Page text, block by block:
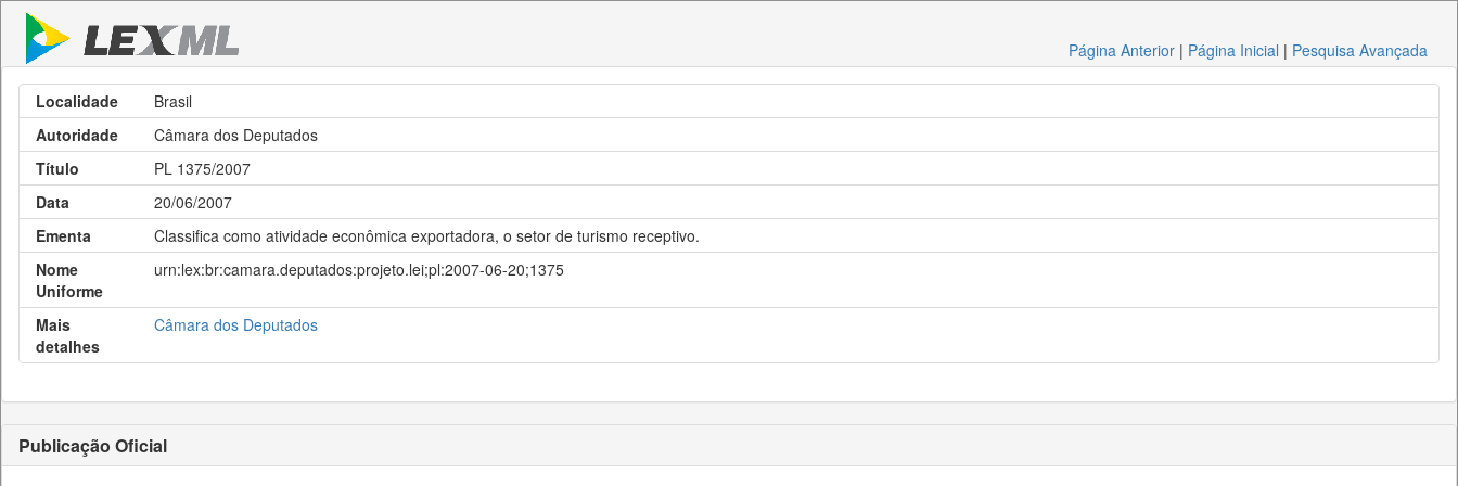
Página Anterior | Página Inicial | Pesquisa Avançada
Localidade
Brasil
Autoridade
Câmara dos Deputados
Título
PL 1375/2007
Data
20/06/2007
Ementa
Classifica como atividade econômica exportadora, o setor de turismo receptivo.
Nome
Uniforme
urn:lex:br:camara.deputados:projeto.lei;pl:2007-06-20;1375
Mais
detalhes
Câmara dos Deputados
Publicação Oficial